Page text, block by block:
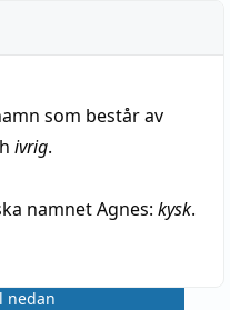
som består av
ivrig.
namnet Agnes: kysk.
nedan